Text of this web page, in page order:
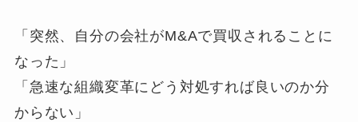
「突然、自分の会社がM&Aで買収されることに
なった」
「急速な組織変革にどう対処すれば良いのか分
からない」